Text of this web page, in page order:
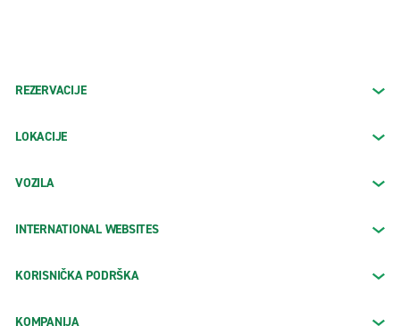
REZERVACIJE
LOKACIJE
VOZILA
INTERNATIONAL WEBSITES
KORISNIČKA PODRŠKA
KOMPANIJA